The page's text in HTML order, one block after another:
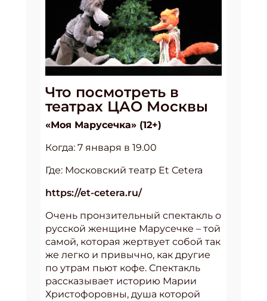
Что посмотреть в
театрах ЦАО Москвы
«Моя Марусечка» (12+)
Когда: 7 января в 19.00
Где: Московский театр Et Cetera
https://et-cetera.ru/
Очень пронзительный спектакль о
русской женщине Марусечке – той
самой, которая жертвует собой так
же легко и привычно, как другие
по утрам пьют кофе. Спектакль
рассказывает историю Марии
Христофоровны, душа которой